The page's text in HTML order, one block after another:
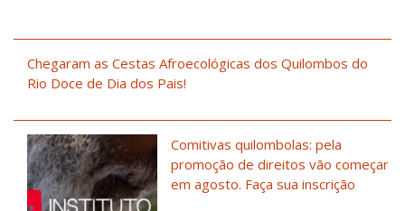
Chegaram as Cestas Afroecológicas dos Quilombos do
Rio Doce de Dia dos Pais!
Comitivas quilombolas: pela
promoção de direitos vão começar
em agosto. Faça sua inscrição